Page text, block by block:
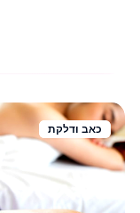
רגישות התאים
על המחלה
כאב ודלקת